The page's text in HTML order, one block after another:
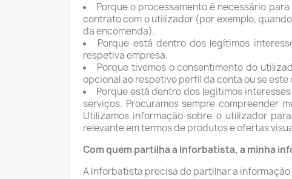
Porque o processamento é necessário
contrato com o utilizador (por exemplo,
da encomenda).
Porque está dentro dos legítimos
respetiva empresa.
Porque tivemos o consentimento do
opcional ao respetivo perfil da conta ou se
Porque está dentro dos legítimos
serviços. Procuramos sempre compreender
Utilizamos informação sobre o utilizador
relevante em termos de produtos e ofertas
Com quem partilha a Inforbatista, a minha
A Inforbatista precisa de partilhar a